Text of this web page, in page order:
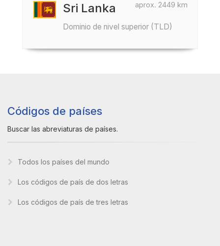
aprox. 2449 km
Sri Lanka
Dominio de nivel superior (TLD)
Códigos de países
Buscar las abreviaturas de países.
Todos los países del mundo
Los códigos de país de dos letras
Los códigos de país de tres letras